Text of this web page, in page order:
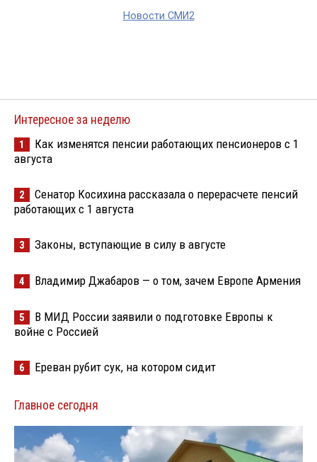
Новости СМИ2
Интересное за неделю
1
Как изменятся пенсии работающих пенсионеров с 1
августа
2
Сенатор Косихина рассказала о перерасчете пенсий
работающих с 1 августа
3 Законы, вступающие в силу в августе
4 Владимир Джабаров — о том, зачем Европе Армения
5
В МИД России заявили о подготовке Европы к
войне с Россией
6 Ереван рубит сук, на котором сидит
Главное сегодня